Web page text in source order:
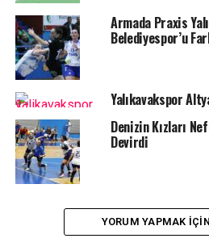
Şubat Cuma günü saat 17:00’de
karşılaşacak olanArmada Praxis
rövanşını ise 11 Şubat Pazar
Binnaz Karakaya Spor
İLGILI KONULAR: BODRUM SPOR TV
YALIKAVAKSPOR
Armada Praxis
Belediyespor’u
Yalıkavakspor
Denizin Kızları
Devirdi
YORUM YAPMAK